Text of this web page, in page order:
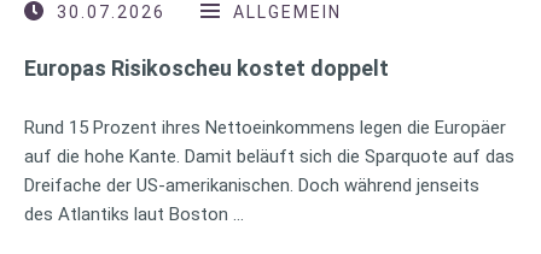
30.07.2026 ALLGEMEIN
Europas Risikoscheu kostet doppelt
Rund 15 Prozent ihres Nettoeinkommens legen die Europäer
auf die hohe Kante. Damit beläuft sich die Sparquote auf das
Dreifache der US-amerikanischen. Doch während jenseits
des Atlantiks laut Boston …